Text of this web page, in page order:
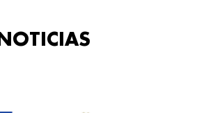
NOTICIAS